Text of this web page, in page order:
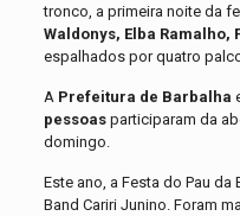
tronco, a primeira noite da
Waldonys, Elba Ramalho,
espalhados por quatro
A Prefeitura de Barbalha
pessoasparticiparam da
domingo.
Este ano, a Festa do Pau
Band Cariri Junino. Foram